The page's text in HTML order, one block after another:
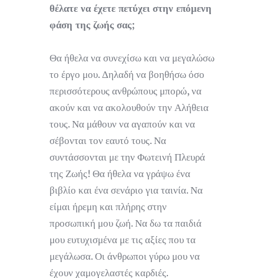
θέλατε να έχετε πετύχει στην επόμενη
φάση της ζωής σας;
Θα ήθελα να συνεχίσω και να μεγαλώσω
το έργο μου. Δηλαδή να βοηθήσω όσο
περισσότερους ανθρώπους μπορώ, να
ακούν και να ακολουθούν την Αλήθεια
τους. Να μάθουν να αγαπούν και να
σέβονται τον εαυτό τους. Να
συντάσσονται με την Φωτεινή Πλευρά
της Ζωής! Θα ήθελα να γράψω ένα
βιβλίο και ένα σενάριο για ταινία. Να
είμαι ήρεμη και πλήρης στην
προσωπική μου ζωή. Να δω τα παιδιά
μου ευτυχισμένα με τις αξίες που τα
μεγάλωσα. Οι άνθρωποι γύρω μου να
έχουν χαμογελαστές καρδιές.